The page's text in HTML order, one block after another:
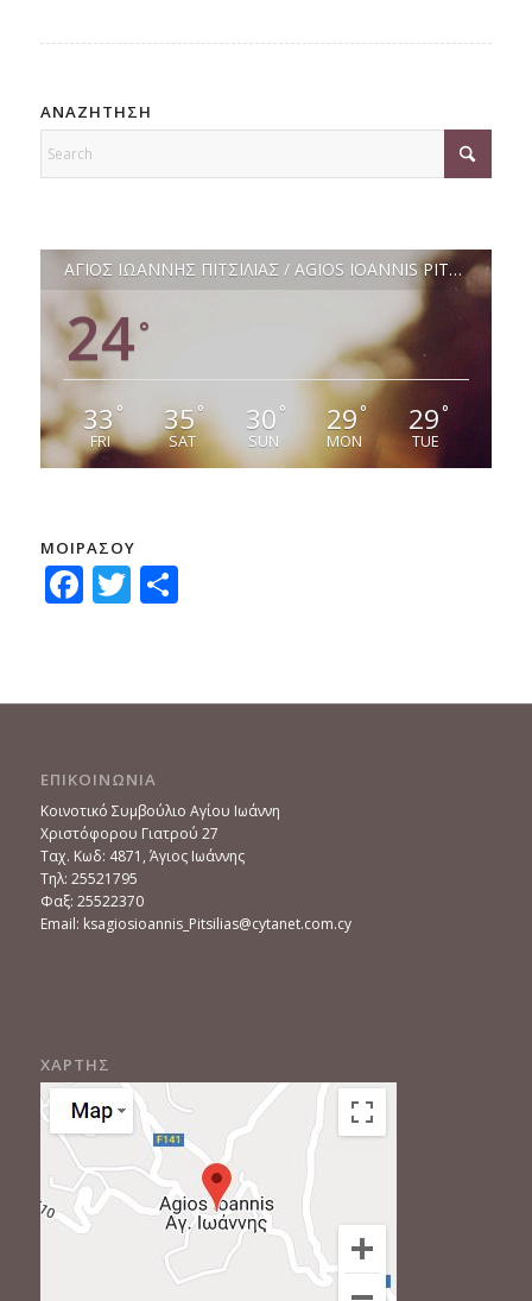
ΑΝΑΖΗΤΗΣΗ
ΑΓΙΟΣ ΙΩΑΝΝΗΣ ΠΙΤΣΙΛΙΑΣ / AGIOS IOANNIS PITSILIAS
24°
33°
FRI
35°
SAT
30 °
SUN
29°
MON
29°
TUE
ΜΟΙΡΑΣΟΥ
Facebook
Twitter
Μοιραστείτε
ΕΠΙΚΟΙΝΩΝΙΑ
Κοινοτικό Συμβούλιο Αγίου Ιωάννη
Χριστόφορου Γιατρού 27
Ταχ. Κωδ: 4871, Άγιος Ιωάννης
Τηλ: 25521795
Φαξ: 25522370
Email: ksagiosioannis_Pitsilias@cytanet.com.cy
ΧΑΡΤΗΣ